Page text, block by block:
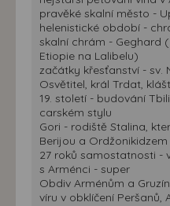
pravěké skalní město -
helenistické období -
skalní chrám - Geghard
Etiopie na Lalibelu)
začátky křesťanství - sv.
Osvětitel, král Trdat,
19. století - budování
carském stylu
Gori - rodiště Stalina,
Berijou a
27 roků samostatnosti -
s Arménci - super
Obdiv Arménům a
víru v obklíčení Peršanů,